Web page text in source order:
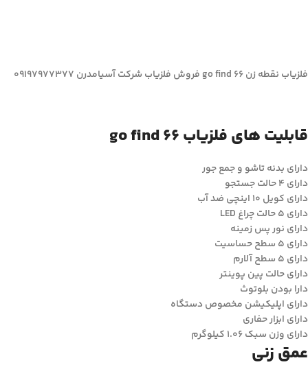
فلزیاب نقطه زن go find 66 فروش فلزیاب شرکت آسیامدرن 09197977377
قابلیت های فلزیاب go find 66
دارای بدنه تاشو و جمع جور
دارای 4 حالت جستجو
دارای کویل 10 اینچی ضد آب
دارای 5 حالت چراغ LED
دارای نور پس زمینه
دارای 5 سطح حساسیت
دارای 5 سطح آلارم
دارای حالت پین پوینتر
دارا بودن بلوتوث
دارای اپلیکیشن مخصوص دستگاه
دارای ابزار حفاری
دارای وزن سبک 1.06 کیلوگرم
عمق زنی